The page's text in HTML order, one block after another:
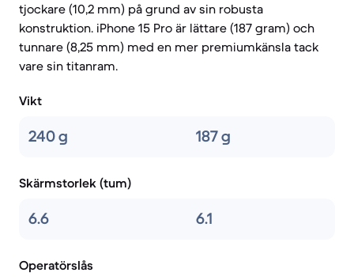
tjockare (10,2 mm) på grund av sin robusta
konstruktion. iPhone 15 Pro är lättare (187 gram) och
tunnare (8,25 mm) med en mer premiumkänsla tack
vare sin titanram.
Vikt
240 g 187 g
Skärmstorlek (tum)
6.6 6.1
Operatörslås